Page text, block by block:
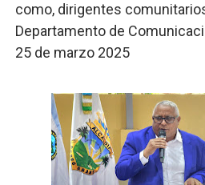
como, dirigentes
Departamento de
25 de marzo 2025